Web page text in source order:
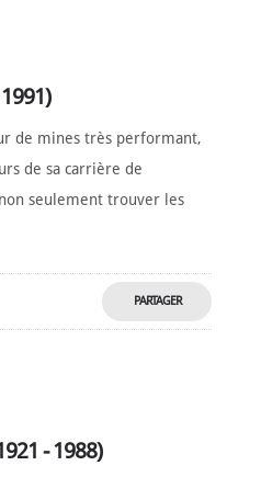
de mines très performant,
de sa carrière de
seulement trouver les
PARTAGER
- 1988)